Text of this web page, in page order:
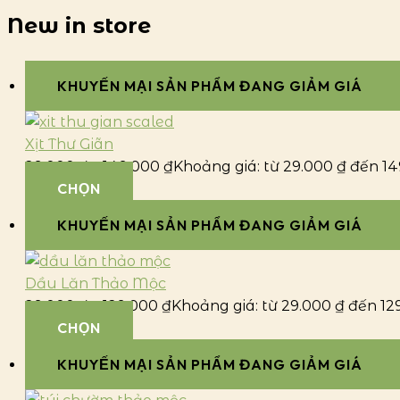
New in store
KHUYẾN MẠI SẢN PHẨM ĐANG GIẢM GIÁ
Xịt Thư Giãn
29.000₫ – 149.000 ₫Khoảng giá: từ 29.000 ₫ đến
CHỌN
KHUYẾN MẠI SẢN PHẨM ĐANG GIẢM GIÁ
Dầu Lăn Thảo Mộc
29.000₫ – 129.000 ₫Khoảng giá: từ 29.000 ₫ đến
CHỌN
KHUYẾN MẠI SẢN PHẨM ĐANG GIẢM GIÁ